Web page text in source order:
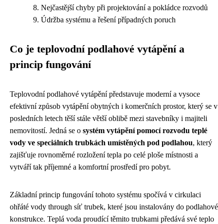
Nejčastější chyby při projektování a pokládce rozvodů
Údržba systému a řešení případných poruch
Co je teplovodní podlahové vytápění a
princip fungování
Teplovodní podlahové vytápění představuje moderní a vysoce
efektivní způsob vytápění obytných i komerčních prostor, který se v
posledních letech těší stále větší oblibě mezi stavebníky i majiteli
nemovitostí. Jedná se o systém vytápění pomocí rozvodu teplé
vody ve speciálních trubkách umístěných pod podlahou, který
zajišťuje rovnoměrné rozložení tepla po celé ploše místnosti a
vytváří tak příjemné a komfortní prostředí pro pobyt.
Základní princip fungování tohoto systému spočívá v cirkulaci
ohřáté vody through síť trubek, které jsou instalovány do podlahové
konstrukce. Teplá voda proudící těmito trubkami předává své teplo